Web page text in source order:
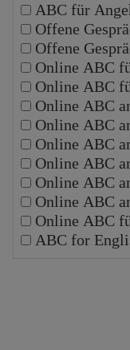
ABC für
Offene
Offene
Online ABC
Online ABC
Online ABC
Online ABC
Online ABC
Online ABC
Online ABC
Online ABC
Online ABC
ABC for